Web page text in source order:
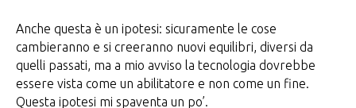
Anche questa è un ipotesi: sicuramente le cose
cambieranno e si creeranno nuovi equilibri, diversi da
quelli passati, ma a mio avviso la tecnologia dovrebbe
essere vista come un abilitatore e non come un fine.
Questa ipotesi mi spaventa un po’.